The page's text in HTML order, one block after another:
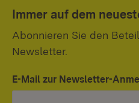
Immer auf dem
Abonnieren Sie den
Newsletter.
E-Mail zur Newsletter-